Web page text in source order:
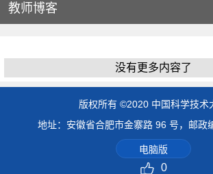
教师博客
没有更多内容了
版权所有 ©2020 中国科学技术
地址：安徽省合肥市金寨路 96 号，邮政
电脑版
0